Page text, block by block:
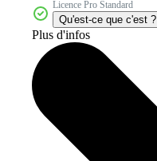
Licence Pro Standard
Qu'est-ce que c'est ?
Plus d'infos